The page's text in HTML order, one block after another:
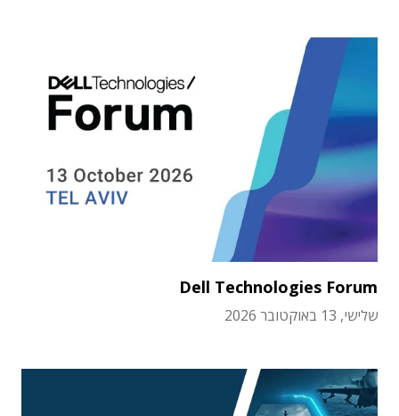
Dell Technologies Forum
שלישי, 13 באוקטובר 2026